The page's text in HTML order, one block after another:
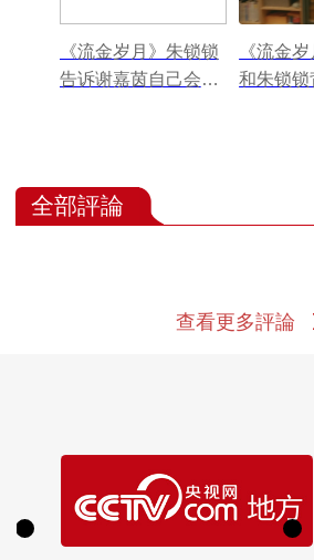
《流金岁月》朱锁锁
告诉谢嘉茵自己会拒
《流金
和朱锁锁
全部評論
查看更多評論